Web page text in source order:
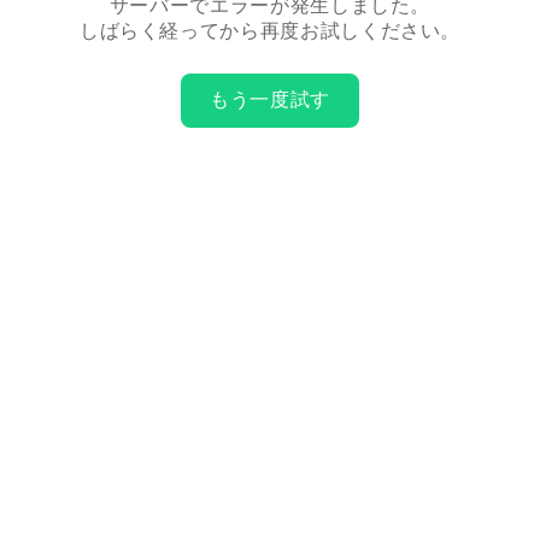
サーバーでエラーが発生しました。
しばらく経ってから再度お試しください。
もう一度試す